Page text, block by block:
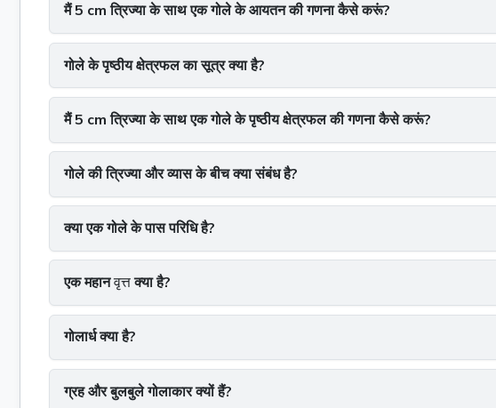
मैं 5 cm त्रिज्या के साथ एक गोले के आयतन की गणना कैसे करूं?
गोले के पृष्ठीय क्षेत्रफल का सूत्र क्या है?
मैं 5 cm त्रिज्या के साथ एक गोले के पृष्ठीय क्षेत्रफल की गणना कैसे करूं?
गोले की त्रिज्या और व्यास के बीच क्या संबंध है?
क्या एक गोले के पास परिधि है?
एक महानवृत्तक्या है?
गोलार्ध क्या है?
ग्रह और बुलबुले गोलाकार क्यों हैं?